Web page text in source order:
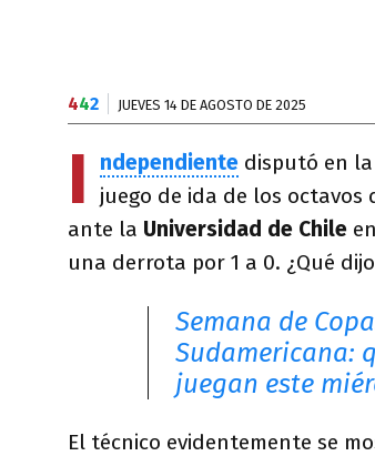
442 JUEVES 14 DE AGOSTO DE 2025
I ndependiente disputó en
juego de ida de los octavos
ante la Universidad de Chile
una derrota por 1 a 0. ¿Qué dijo
Semana de
Sudamericana:
juegan este
El técnico evidentemente se